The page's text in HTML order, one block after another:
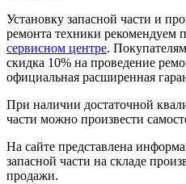
Установку запасной части и
ремонта техники рекомендуем
сервисном центре.
скидка 10% на проведение
официальная расширенная
При наличии достаточной
части можно произвести
На сайте представлена
запасной части на складе
продажи.